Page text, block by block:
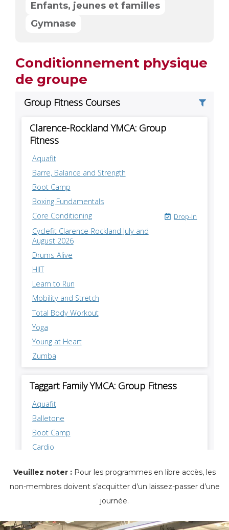
Enfants, jeunes et familles
Gymnase
Conditionnement physique
de groupe
Veuillez noter : Pour les programmes en libre accès, les
non-membres doivent s’acquitter d’un laissez-passer d’une
journée.